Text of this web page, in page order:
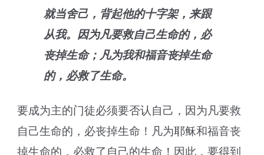
就当舍己，背起他的十字架，来跟
从我。因为凡要救自己生命的，必
丧掉生命；凡为我和福音丧掉生命
的，必救了生命。
要成为主的门徒必须要否认自己，因为凡要救
自己生命的，必丧掉生命！凡为耶稣和福音丧
掉生命的，必救了自己的生命！因此，要得到